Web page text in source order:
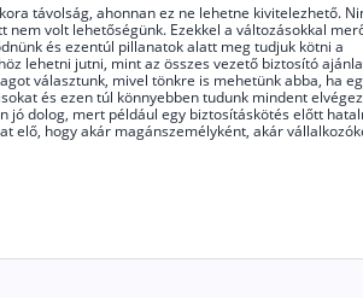
távolság, ahonnan ez ne lehetne kivitelezhető.
volt lehetőségünk. Ezekkel a változásokkal
és ezentúl pillanatok alatt meg tudjuk kötni a
lehetni jutni, mint az összes vezető biztosító
választunk, mivel tönkre is mehetünk abba, ha
és ezen túl könnyebben tudunk mindent
jó dolog, mert például egy biztosításkötés előtt
elő, hogy akár magánszemélyként, akár